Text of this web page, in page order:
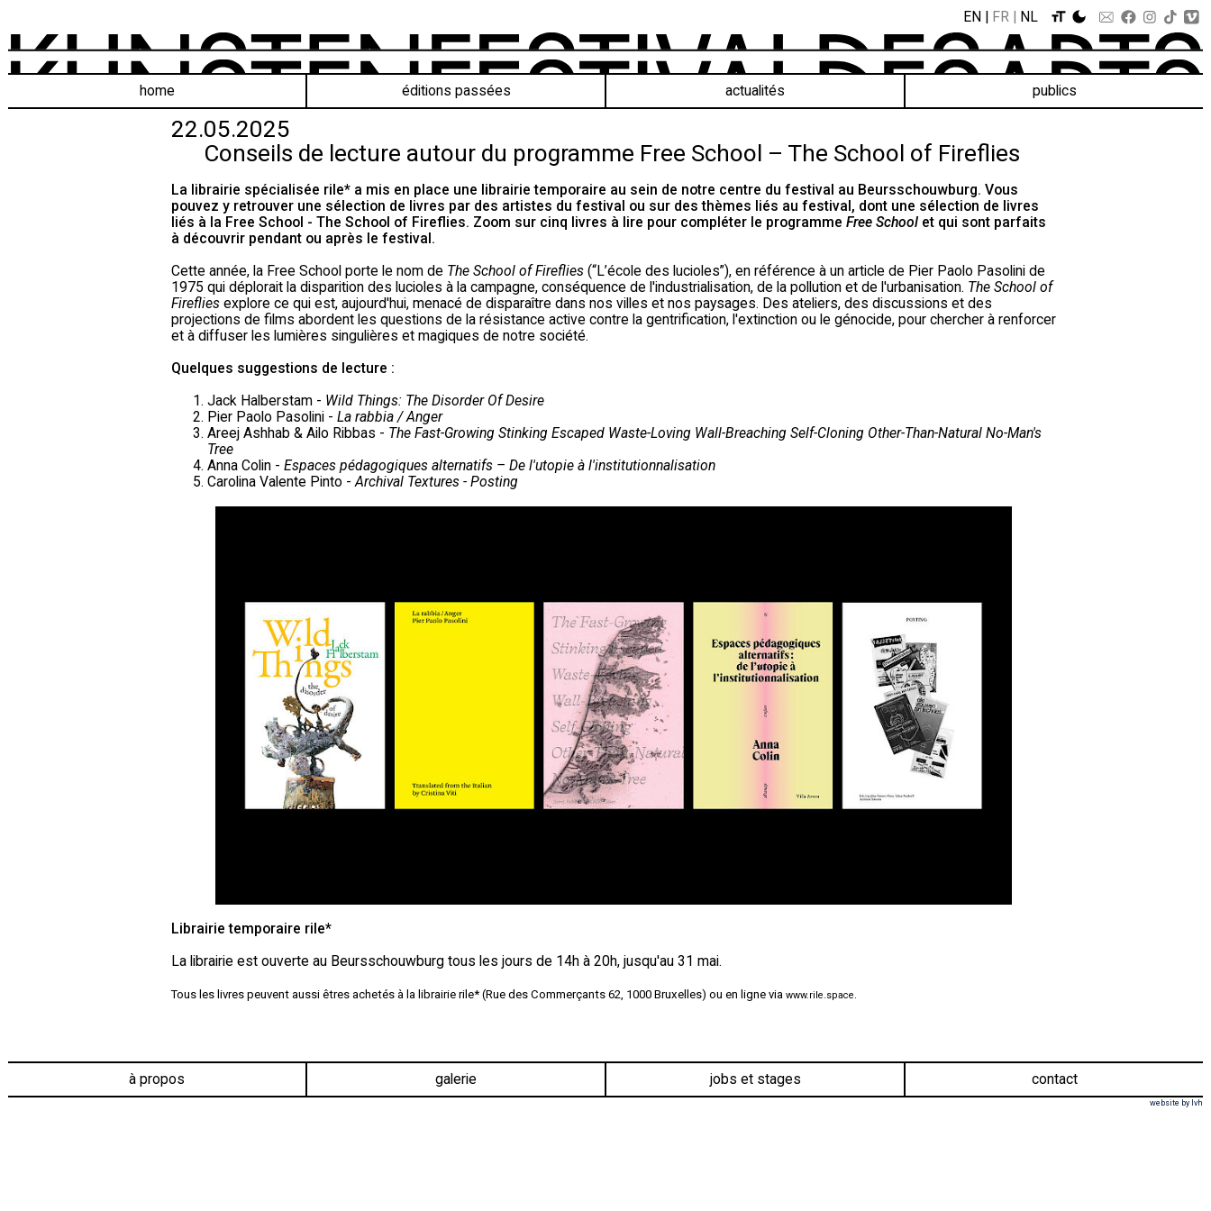
EN FR NL
home éditions passées actualités publics
22.05.2025
Conseils de lecture autour du programme Free School – The School of Fireflies
La librairie spécialisée rile* a mis en place une librairie temporaire au sein de notre centre du festival au Beursschouwburg. Vous
pouvez y retrouver une sélection de livres par des artistes du festival ou sur des thèmes liés au festival, dont une sélection de livres
liés à la Free School - The School of Fireflies. Zoom sur cinq livres à lire pour compléter le programme Free School et qui sont parfaits
à découvrir pendant ou après le festival.
Cette année, la Free School porte le nom de The School of Fireflies (“L’école des lucioles”), en référence à un article de Pier Paolo Pasolini de
1975 qui déplorait la disparition des lucioles à la campagne, conséquence de l'industrialisation, de la pollution et de l'urbanisation. The School of
Fireflies explore ce qui est, aujourd'hui, menacé de disparaître dans nos villes et nos paysages. Des ateliers, des discussions et des
projections de films abordent les questions de la résistance active contre la gentrification, l'extinction ou le génocide, pour chercher à renforcer
et à diffuser les lumières singulières et magiques de notre société.
Quelques suggestions de lecture :
Jack Halberstam - Wild Things: The Disorder Of Desire
Pier Paolo Pasolini - La rabbia / Anger
Areej Ashhab & Ailo Ribbas - The Fast-Growing Stinking Escaped Waste-Loving Wall-Breaching Self-Cloning Other-Than-Natural No-Man's
Tree
Anna Colin - Espaces pédagogiques alternatifs – De l'utopie à l'institutionnalisation
Carolina Valente Pinto - Archival Textures - Posting
Librairie temporaire rile*
La librairie est ouverte au Beursschouwburg tous les jours de 14h à 20h, jusqu'au 31 mai.
Tous les livres peuvent aussi êtres achetés à la librairie rile* (Rue des Commerçants 62, 1000 Bruxelles) ou en ligne via www.rile.space
à propos galerie jobs et stages contact
website by lvh